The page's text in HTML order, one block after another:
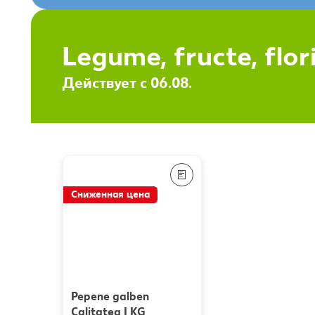
Legume, fructe,
Действует с 06.08.
Сниженная цена
Pepene galben
Calitatea I KG